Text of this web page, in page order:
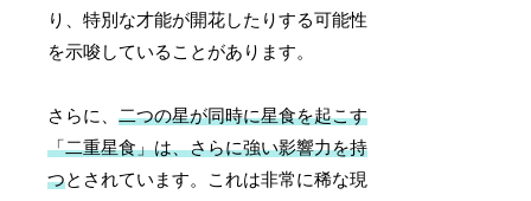
り、特別な才能が開花したりする可能性
を示唆していることがあります。
さらに、二つの星が同時に星食を起こす
「二重星食」は、さらに強い影響力を持
つとされています。これは非常に稀な現